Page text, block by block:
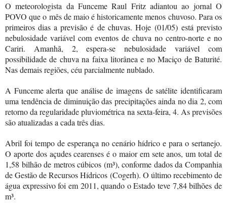
O meteorologista da Funceme Raul Fritz adiantou ao jornal O
POVO que o mês de maio é historicamente menos chuvoso. Para os
primeiros dias a previsão é de chuvas. Hoje (01/05) está previsto
nebulosidade variável com eventos de chuva no centro-norte e no
Cariri. Amanhã, 2, espera-se nebulosidade variável com
possibilidade de chuva na faixa litorânea e no Maciço de Baturité.
Nas demais regiões, céu parcialmente nublado.
A Funceme alerta que análise de imagens de satélite identificaram
uma tendência de diminuição das precipitações ainda no dia 2, com
retorno da regularidade pluviométrica na sexta-feira, 4. As previsões
são atualizadas a cada três dias.
Abril foi tempo de esperança no cenário hídrico e para o sertanejo.
O aporte dos açudes cearenses é o maior em sete anos, um total de
1,58 bilhão de metros cúbicos (m³), conforme dados da Companhia
de Gestão de Recursos Hídricos (Cogerh). O último recebimento de
água expressivo foi em 2011, quando o Estado teve 7,84 bilhões de
m³.